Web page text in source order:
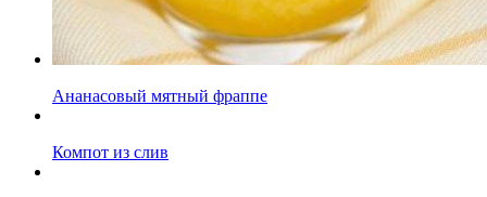
Ананасовый мятный фраппе
Компот из слив